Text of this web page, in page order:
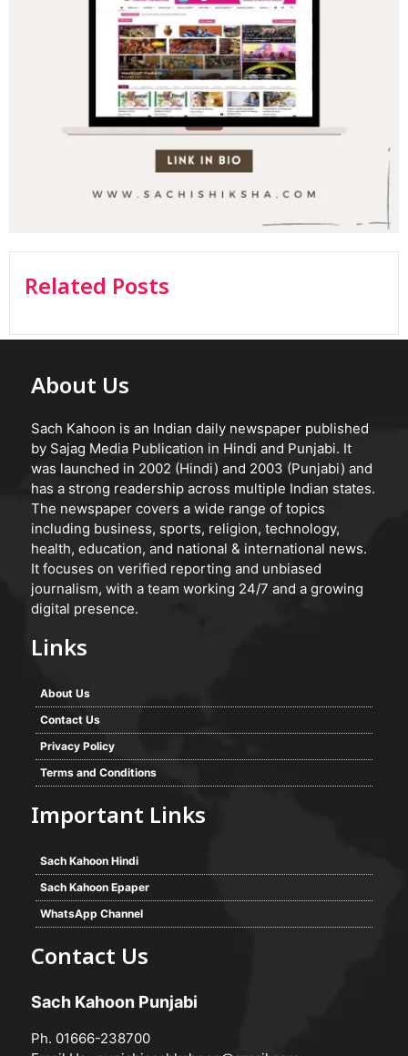
Related Posts
About Us
Sach Kahoon is an Indian daily newspaper published
by Sajag Media Publication in Hindi and Punjabi. It
was launched in 2002 (Hindi) and 2003 (Punjabi) and
has a strong readership across multiple Indian states.
The newspaper covers a wide range of topics
including business, sports, religion, technology,
health, education, and national & international news.
It focuses on verified reporting and unbiased
journalism, with a team working 24/7 and a growing
digital presence.
Links
About Us
Contact Us
Privacy Policy
Terms and Conditions
Important Links
Sach Kahoon Hindi
Sach Kahoon Epaper
WhatsApp Channel
Contact Us
Sach Kahoon Punjabi
Ph. 01666-238700